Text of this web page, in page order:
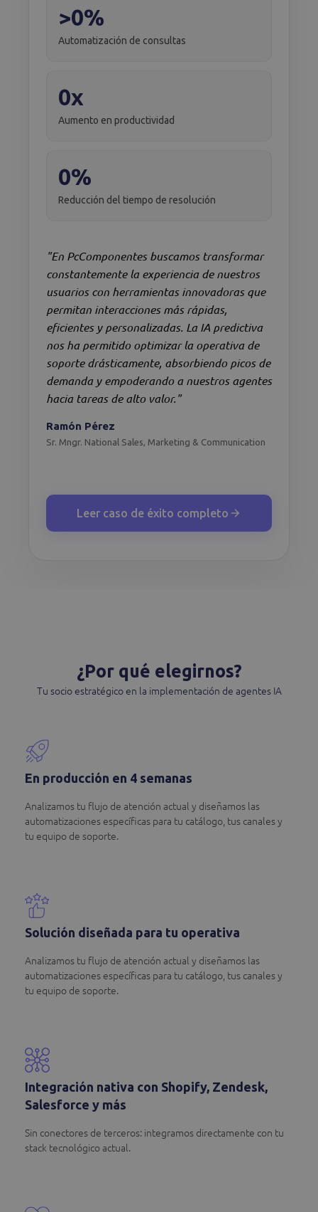
>0%
Automatización de consultas
0x
Aumento en productividad
0%
Reducción del tiempo de resolución
"En PcComponentes buscamos transformar
constantemente la experiencia de nuestros
usuarios con herramientas innovadoras que
permitan interacciones más rápidas,
eficientes y personalizadas. La IA predictiva
nos ha permitido optimizar la operativa de
soporte drásticamente, absorbiendo picos de
demanda y empoderando a nuestros agentes
hacia tareas de alto valor."
Ramón Pérez
Sr. Mngr. National Sales, Marketing & Communication
Leer caso de éxito completo
¿Por qué elegirnos?
Tu socio estratégico en la implementación de agentes IA
En producción en 4 semanas
Analizamos tu flujo de atención actual y diseñamos las
automatizaciones específicas para tu catálogo, tus canales y
tu equipo de soporte.
Solución diseñada para tu operativa
Analizamos tu flujo de atención actual y diseñamos las
automatizaciones específicas para tu catálogo, tus canales y
tu equipo de soporte.
Integración nativa con Shopify, Zendesk,
Salesforce y más
Sin conectores de terceros: integramos directamente con tu
stack tecnológico actual.